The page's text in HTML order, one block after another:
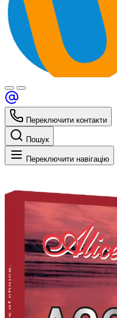
Переключити контакти
Пошук
Переключити навігацію